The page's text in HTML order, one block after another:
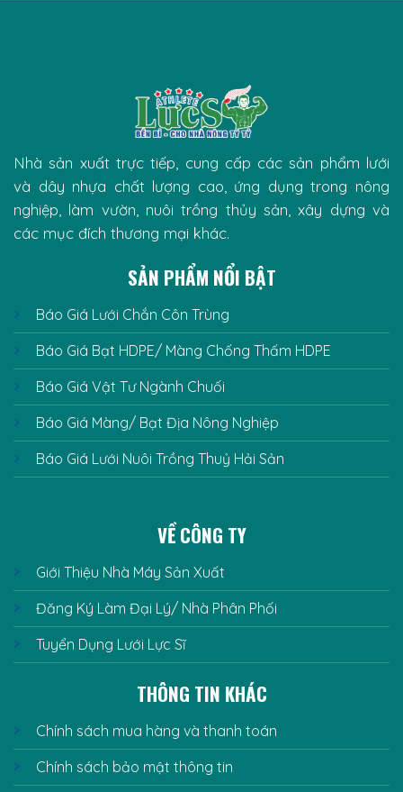
Nhà sản xuất trực tiếp, cung cấp các sản phẩm lưới
và dây nhựa chất lượng cao, ứng dụng trong nông
nghiệp, làm vườn, nuôi trồng thủy sản, xây dựng và
các mục đích thương mại khác.
SẢN PHẨM NỔI BẬT
Báo Giá Lưới Chắn Côn Trùng
Báo Giá Bạt HDPE/ Màng Chống Thấm HDPE
Báo Giá Vật Tư Ngành Chuối
Báo Giá Màng/ Bạt Địa Nông Nghiệp
Báo Giá Lưới Nuôi Trồng Thuỷ Hải Sản
VỀ CÔNG TY
Giới Thiệu Nhà Máy Sản Xuất
Đăng Ký Làm Đại Lý/ Nhà Phân Phối
Tuyển Dụng Lưới Lực Sĩ
THÔNG TIN KHÁC
Chính sách mua hàng và thanh toán
Chính sách bảo mật thông tin